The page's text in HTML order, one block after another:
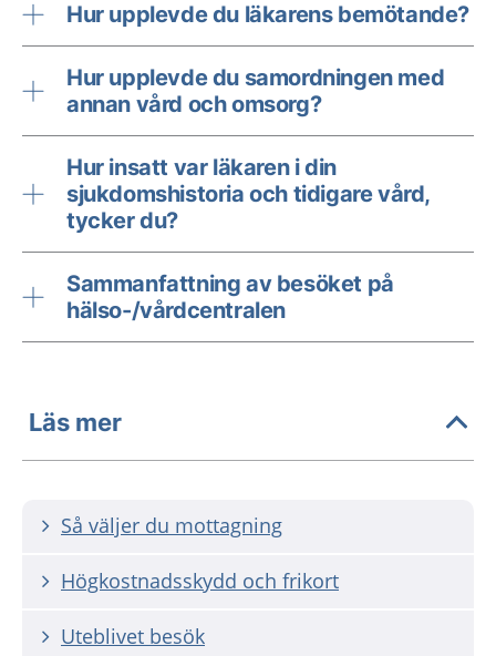
Hur upplevde du läkarens bemötande?
Hur upplevde du samordningen med
annan vård och omsorg?
Hur insatt var läkaren i din
sjukdomshistoria och tidigare vård,
tycker du?
Sammanfattning av besöket på
hälso-/vårdcentralen
Läs mer
Så väljer du mottagning
Högkostnadsskydd och frikort
Uteblivet besök